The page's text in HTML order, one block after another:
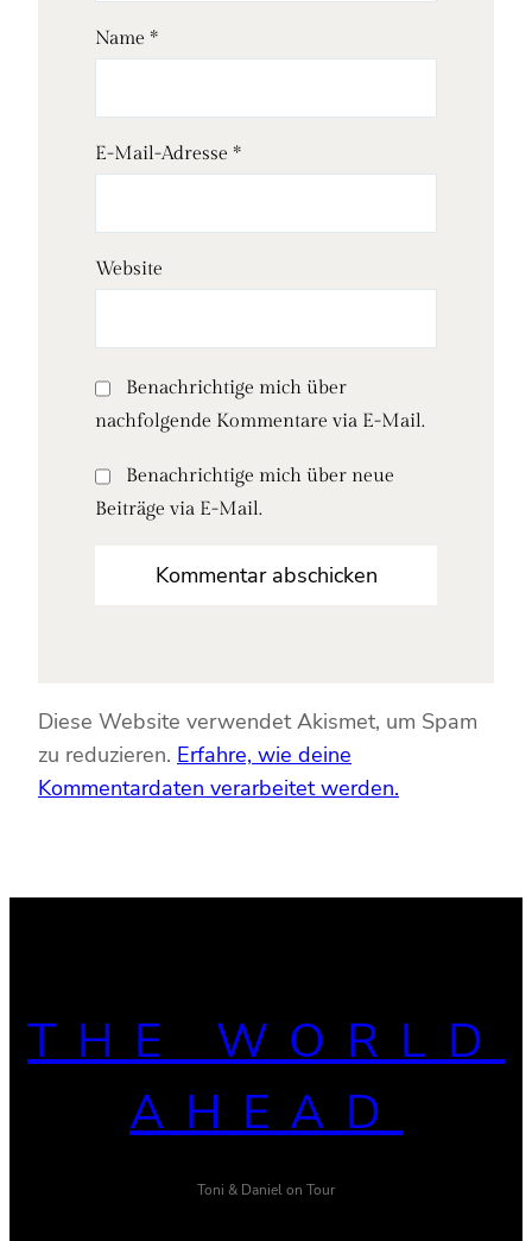
Name *
E-Mail-Adresse *
Website
Benachrichtige mich über
nachfolgende Kommentare via E-Mail.
Benachrichtige mich über neue
Beiträge via E-Mail.
Diese Website verwendet Akismet, um Spam
zu reduzieren. Erfahre, wie deine
Kommentardaten verarbeitet werden.
THE WORLD
AHEAD
Toni & Daniel on Tour